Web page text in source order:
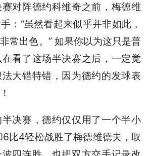
对阵德约科维奇之前，梅德维
：“虽然看起来似乎并非如此，
常出色。” 如果你以为这只是普
看了这场半决赛之后，一定觉
大错特错，因为德约的发球表
决赛，德约仅仅用了一个半小
比4轻松战胜了梅德维德夫，取